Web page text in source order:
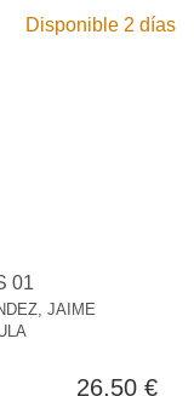
Disponible 2 días
01
JAIME
26,50 €